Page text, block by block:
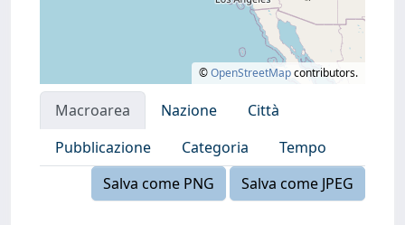
©OpenStreetMapcontributors.
Macroarea Nazione
Città
Pubblicazione
Categoria
Tempo
Salva come PNG
Salva come JPEG